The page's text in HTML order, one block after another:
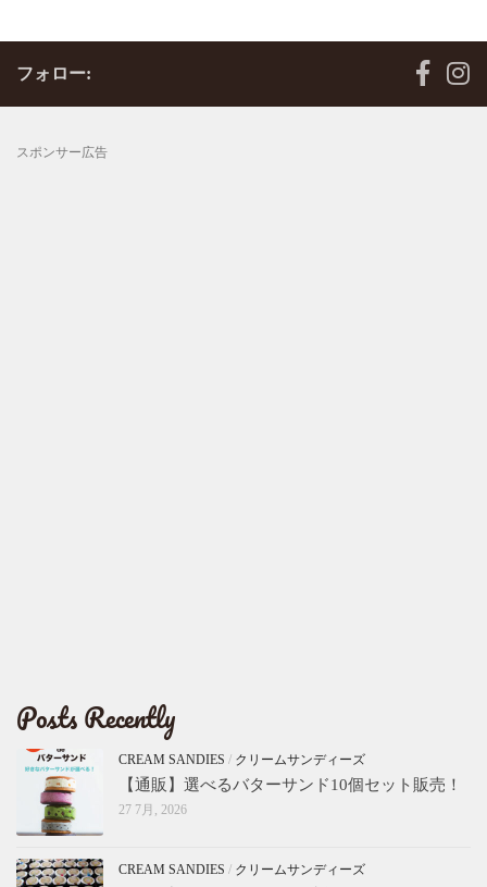
フォロー:
スポンサー広告
Posts Recently
CREAM SANDIES / クリームサンディーズ
【通販】選べるバターサンド10個セット販売！
27 7月, 2026
CREAM SANDIES / クリームサンディーズ